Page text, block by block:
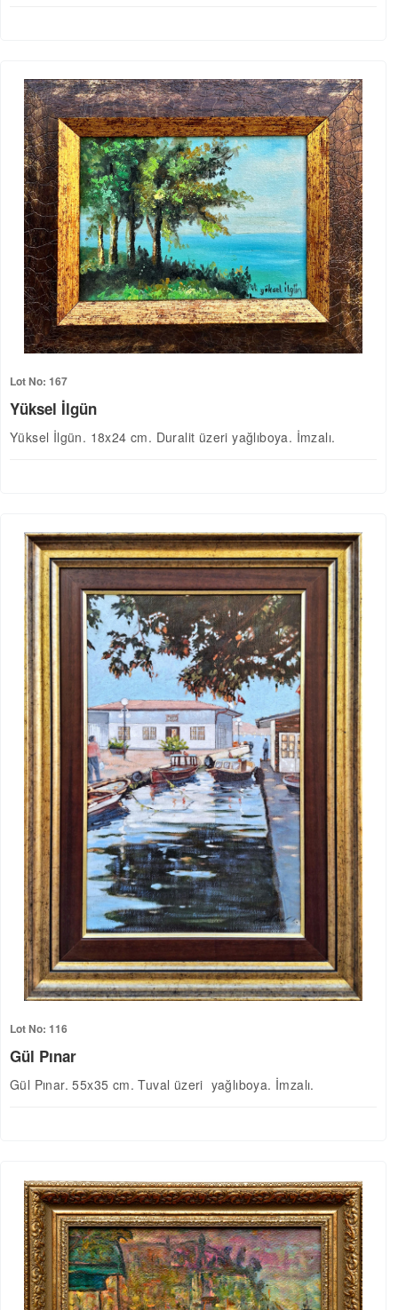
Lot No: 167
Yüksel İlgün
Yüksel İlgün. 18x24 cm. Duralit üzeri yağlıboya. İmzalı.
Lot No: 116
Gül Pınar
Gül Pınar. 55x35 cm. Tuval üzeri yağlıboya. İmzalı.